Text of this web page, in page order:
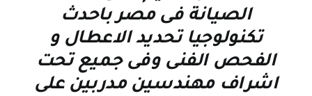
الصيانة فى مصر باحدث
تكنولوجيا تحديد الاعطال و
الفحص الفنى وفى جميع تحت
اشراف مهندسين مدربين على